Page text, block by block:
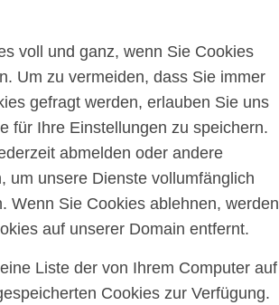
voll und ganz, wenn Sie Cookies
Um zu vermeiden, dass Sie immer
gefragt werden, erlauben Sie uns
für Ihre Einstellungen zu speichern.
abmelden oder andere
um unsere Dienste vollumfänglich
Wenn Sie Cookies ablehnen, werden
auf unserer Domain entfernt.
Liste der von Ihrem Computer auf
Cookies zur Verfügung.